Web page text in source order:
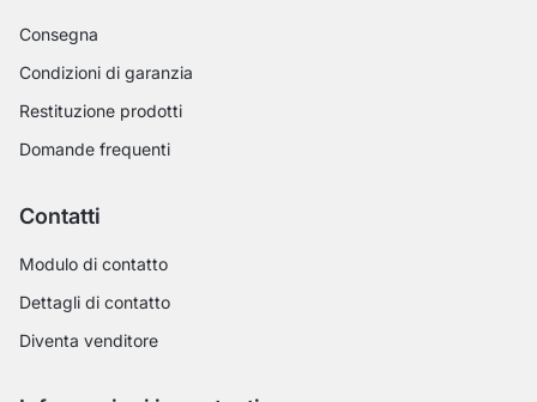
Consegna
Condizioni di garanzia
Restituzione prodotti
Domande frequenti
Contatti
Modulo di contatto
Dettagli di contatto
Diventa venditore